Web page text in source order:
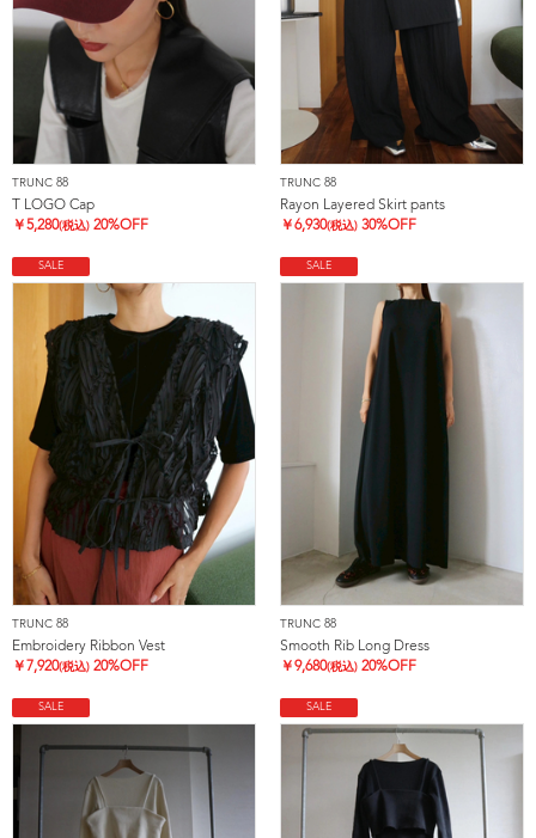
TRUNC 88
T LOGO Cap
￥5,280(税込) 20%OFF
TRUNC 88
Rayon Layered Skirt pants
￥6,930(税込) 30%OFF
SALE
TRUNC 88
Embroidery Ribbon Vest
￥ 7,920(税込) 20%OFF
SALE
TRUNC 88
Smooth Rib Long Dress
￥9,680(税込) 20%OFF
SALE SALE